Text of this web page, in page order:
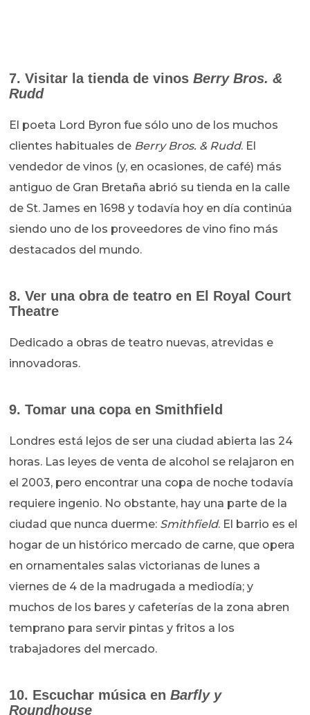
7. Visitar la tienda de vinosBerry Bros. &
Rudd
El poeta Lord Byron fue sólo uno de los muchos
clientes habituales de Berry Bros. & Rudd. El
vendedor de vinos (y, en ocasiones, de café) más
antiguo de Gran Bretaña abrió su tienda en la calle
de St. James en 1698 y todavía hoy en día continúa
siendo uno de los proveedores de vino fino más
destacados del mundo.
8. Ver una obra de teatro en El Royal Court
Theatre
Dedicado a obras de teatro nuevas, atrevidas e
innovadoras.
9. Tomar una copa en Smithfield
Londres está lejos de ser una ciudad abierta las 24
horas. Las leyes de venta de alcohol se relajaron en
el 2003, pero encontrar una copa de noche todavía
requiere ingenio. No obstante, hay una parte de la
ciudad que nunca duerme: Smithfield. El barrio es el
hogar de un histórico mercado de carne, que opera
en ornamentales salas victorianas de lunes a
viernes de 4 de la madrugada a mediodía; y
muchos de los bares y cafeterías de la zona abren
temprano para servir pintas y fritos a los
trabajadores del mercado.
10. Escuchar música enBarfly y
Roundhouse